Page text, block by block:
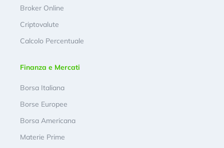
Broker Online
Criptovalute
Calcolo Percentuale
Finanza e Mercati
Borsa Italiana
Borse Europee
Borsa Americana
Materie Prime